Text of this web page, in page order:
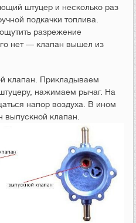
штуцер и несколько раз
подкачки топлива.
разрежение
нет — клапан вышел из
клапан. Прикладываем
нажимаем рычаг. На
напор воздуха. В ином
клапан.